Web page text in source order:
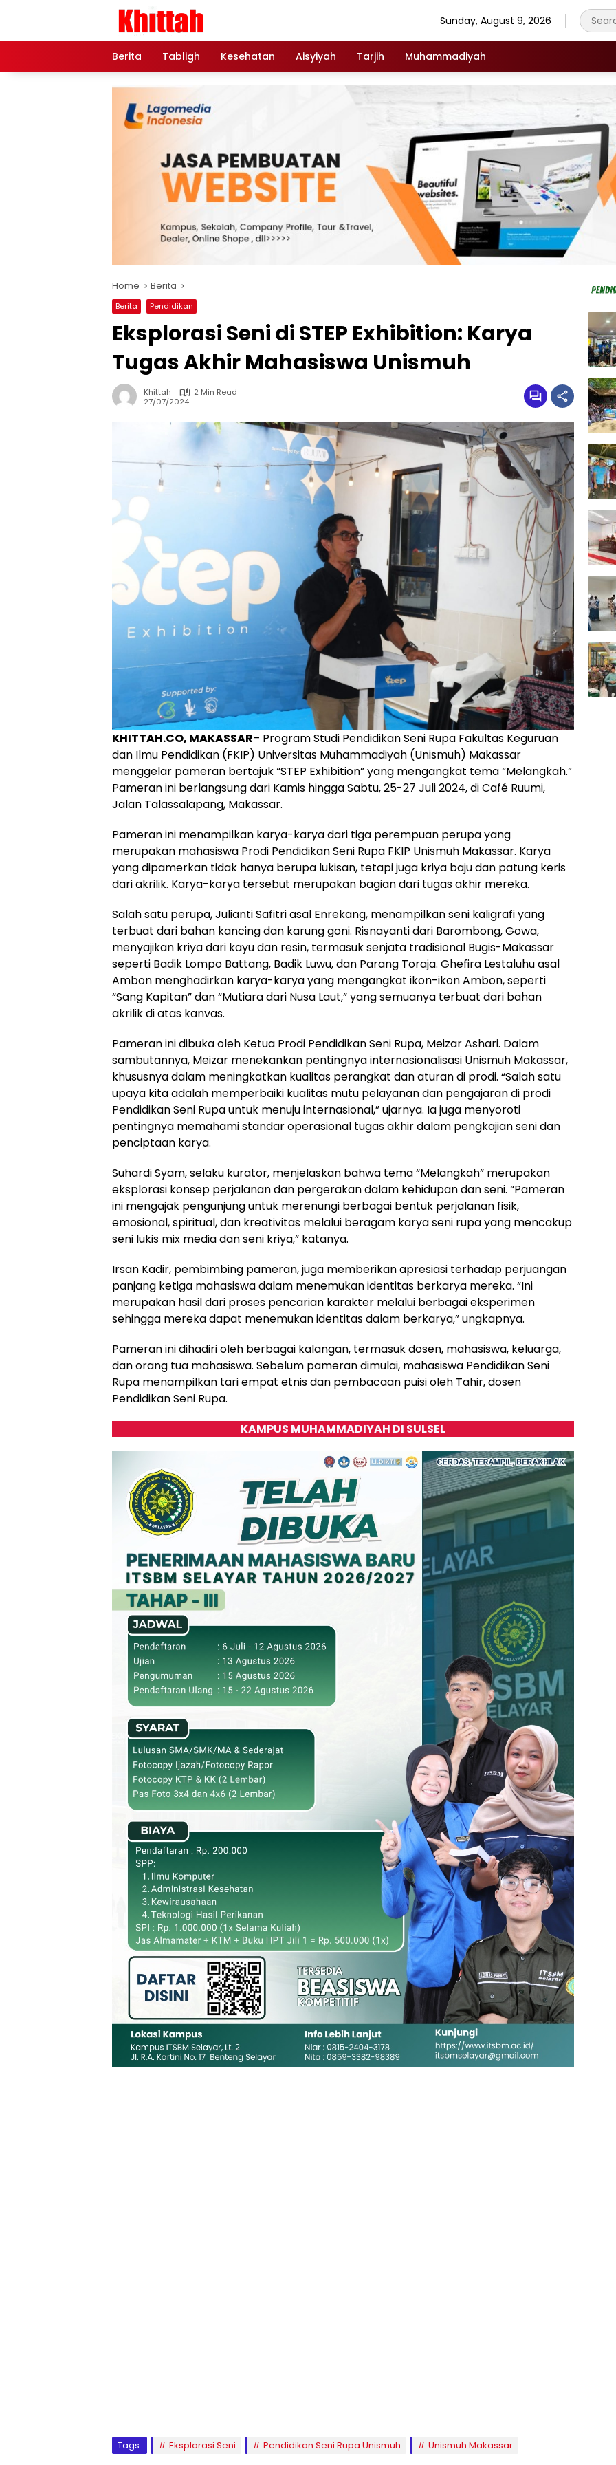
Sunday, August 9, 2026
Berita Tabligh Kesehatan Aisyiyah Tarjih Muhammadiyah
Home Berita
Berita Pendidikan
Eksplorasi Seni di STEP Exhibition: Karya
Tugas Akhir Mahasiswa Unismuh
Khittah
2 Min Read
27/07/2024
KHITTAH.CO, MAKASSAR– Program Studi Pendidikan Seni Rupa Fakultas Keguruan
dan Ilmu Pendidikan (FKIP) Universitas Muhammadiyah (Unismuh) Makassar
menggelar pameran bertajuk “STEP Exhibition” yang mengangkat tema “Melangkah.”
Pameran ini berlangsung dari Kamis hingga Sabtu, 25-27 Juli 2024, di Café Ruumi,
Jalan Talassalapang, Makassar.
Pameran ini menampilkan karya-karya dari tiga perempuan perupa yang
merupakan mahasiswa Prodi Pendidikan Seni Rupa FKIP Unismuh Makassar. Karya
yang dipamerkan tidak hanya berupa lukisan, tetapi juga kriya baju dan patung keris
dari akrilik. Karya-karya tersebut merupakan bagian dari tugas akhir mereka.
Salah satu perupa, Julianti Safitri asal Enrekang, menampilkan seni kaligrafi yang
terbuat dari bahan kancing dan karung goni. Risnayanti dari Barombong, Gowa,
menyajikan kriya dari kayu dan resin, termasuk senjata tradisional Bugis-Makassar
seperti Badik Lompo Battang, Badik Luwu, dan Parang Toraja. Ghefira Lestaluhu asal
Ambon menghadirkan karya-karya yang mengangkat ikon-ikon Ambon, seperti
“Sang Kapitan” dan “Mutiara dari Nusa Laut,” yang semuanya terbuat dari bahan
akrilik di atas kanvas.
Pameran ini dibuka oleh Ketua Prodi Pendidikan Seni Rupa, Meizar Ashari. Dalam
sambutannya, Meizar menekankan pentingnya internasionalisasi Unismuh Makassar,
khususnya dalam meningkatkan kualitas perangkat dan aturan di prodi. “Salah satu
upaya kita adalah memperbaiki kualitas mutu pelayanan dan pengajaran di prodi
Pendidikan Seni Rupa untuk menuju internasional,” ujarnya. Ia juga menyoroti
pentingnya memahami standar operasional tugas akhir dalam pengkajian seni dan
penciptaan karya.
Suhardi Syam, selaku kurator, menjelaskan bahwa tema “Melangkah” merupakan
eksplorasi konsep perjalanan dan pergerakan dalam kehidupan dan seni. “Pameran
ini mengajak pengunjung untuk merenungi berbagai bentuk perjalanan fisik,
emosional, spiritual, dan kreativitas melalui beragam karya seni rupa yang mencakup
seni lukis mix media dan seni kriya,” katanya.
Irsan Kadir, pembimbing pameran, juga memberikan apresiasi terhadap perjuangan
panjang ketiga mahasiswa dalam menemukan identitas berkarya mereka. “Ini
merupakan hasil dari proses pencarian karakter melalui berbagai eksperimen
sehingga mereka dapat menemukan identitas dalam berkarya,” ungkapnya.
Pameran ini dihadiri oleh berbagai kalangan, termasuk dosen, mahasiswa, keluarga,
dan orang tua mahasiswa. Sebelum pameran dimulai, mahasiswa Pendidikan Seni
Rupa menampilkan tari empat etnis dan pembacaan puisi oleh Tahir, dosen
Pendidikan Seni Rupa.
KAMPUS MUHAMMADIYAH DI SULSEL
Klik Banner PMB UNIMEN
Tags: Eksplorasi Seni Pendidikan Seni Rupa Unismuh Unismuh Makassar